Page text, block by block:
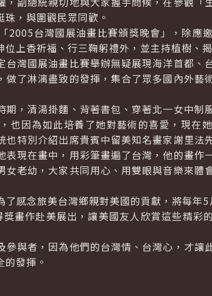
，與圍觀民眾同歡。
台灣國展油畫比賽頒獎晚會」，除應
上香祈福、行三鞠躬禮外，並主持植樹、
灣國展油畫比賽舉辦無疑展現海洋首都、
了淋漓盡致的發揮，集合了眾多國內外藝
，清湯掛麵、背著書包、穿著北一女中制
也因為如此培養了她對藝術的喜愛，現在
特別介紹出席貴賓中留美知名畫家謝里法
現在畫中，用彩筆畫遍了台灣，他的畫作
老幼，大家共同用心、用雙眼與音樂來體
感念旅美台灣鄉親對美國的貢獻，將每年5
畫作赴美展出，讓美國友人欣賞這些精彩
與者，因為他們的台灣情、台灣心，才讓
發揮。